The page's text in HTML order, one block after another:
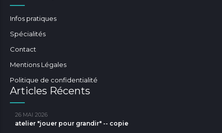
Infos pratiques
Spécialités
Contact
Mentions Légales
Politique de confidentialité
Articles Récents
26 MAI 2026
atelier "jouer pour grandir" -- copie